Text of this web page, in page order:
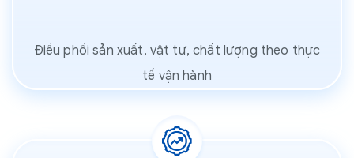
Điều phối sản xuất, vật tư, chất lượng theo thực
tế vận hành